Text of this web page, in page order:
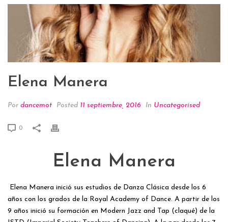
Elena Manera
Por dancemot Posted 11 septiembre, 2016 In Uncategorised
0
Elena Manera
Elena Manera inició sus estudios de Danza Clásica desde los 6
años con los grados de la Royal Academy of Dance. A partir de los
9 años inició su formación en Modern Jazz and Tap (claqué) de la